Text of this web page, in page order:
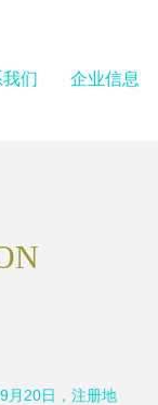
们 企业信息
月20日，注册地